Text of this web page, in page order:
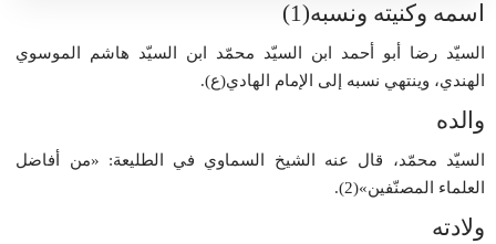
اسمه وكنيته ونسبه(1)
السيّد رضا أبو أحمد ابن السيّد محمّد ابن السيّد هاشم الموسوي
الهندي، وينتهي نسبه إلى الإمام الهادي(ع).
والده
السيّد محمّد، قال عنه الشيخ السماوي في الطليعة: «من أفاضل
العلماء المصنّفين»(2).
ولادته